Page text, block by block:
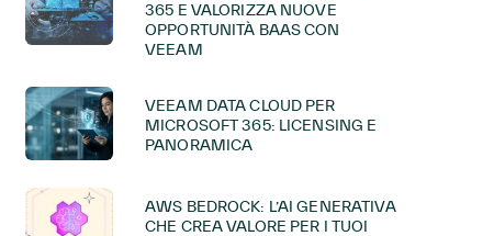
365 E VALORIZZA NUOVE
OPPORTUNITÀ BAAS CON
VEEAM
VEEAM DATA CLOUD PER
MICROSOFT 365: LICENSING E
PANORAMICA
AWS BEDROCK: L’AI GENERATIVA
CHE CREA VALORE PER I TUOI